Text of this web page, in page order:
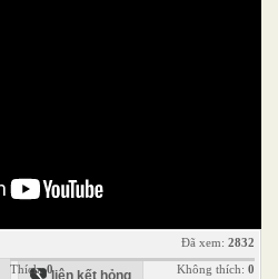
liên kết hỏng
Đã xem: 2832
Thích:0 Không thích: 0